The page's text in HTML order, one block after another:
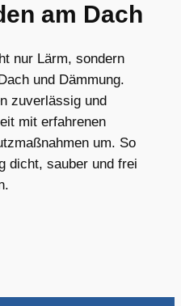
am Dach
nur Lärm, sondern
und Dämmung.
zuverlässig und
mit erfahrenen
um. So
dicht, sauber und frei